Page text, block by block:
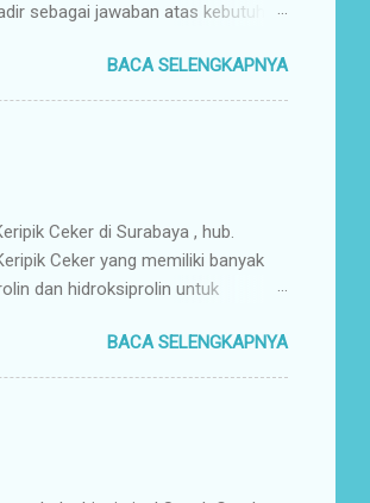
sebagai jawaban atas kebutuhan
gudang pusat (tangan pertama).
Grosir Tangan Pertama : Karena
untuk memaksimalkan margin
dikemas secara higienis, renyah,
BACA SELENGKAPNYA
Ceker di Surabaya , hub.
Ceker yang memiliki banyak
dan hidroksiprolin untuk
rempah-rempah yang
yang gurih dan renyah
Keripik ceker ayam
yang renyah kriuk banget,
BACA SELENGKAPNYA